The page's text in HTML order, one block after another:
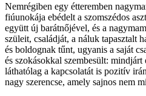
Nemrégiben egy étteremben
fiúunokája ebédelt a szomszédos
együtt új barátnőjével, és a
szüleit, családját, a náluk tapasztalt
és boldognak tűnt, ugyanis a saját
és szokásokkal szembesült:
láthatólag a kapcsolatát is pozitív
nagy szerencse, amely sajnos nem